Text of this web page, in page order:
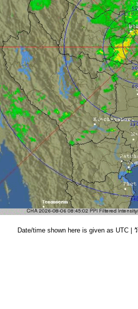
Date/time shown here is given as UTC |